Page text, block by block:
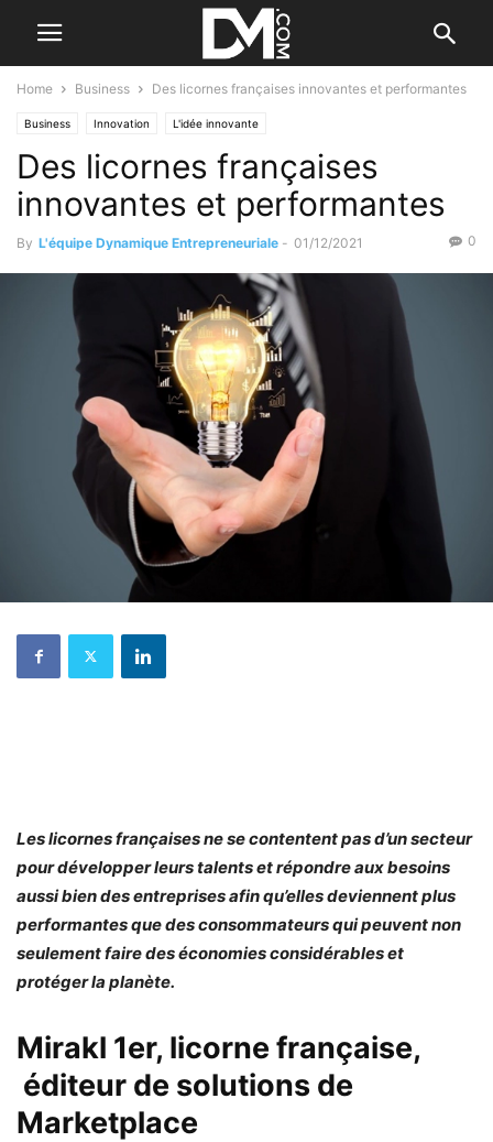
Home Business Des licornes françaises innovantes et performantes
Business Innovation L'idée innovante
Des licornes françaises
innovantes et performantes
By L'équipe Dynamique Entrepreneuriale - 01/12/2021 0
Les licornes françaises ne se contentent pas d’un secteur
pour développer leurs talents et répondre aux besoins
aussi bien des entreprises afin qu’elles deviennent plus
performantes que des consommateurs qui peuvent non
seulement faire des économies considérables et
protéger la planète.
Mirakl 1er, licorne française,
éditeur de solutions de
Marketplace